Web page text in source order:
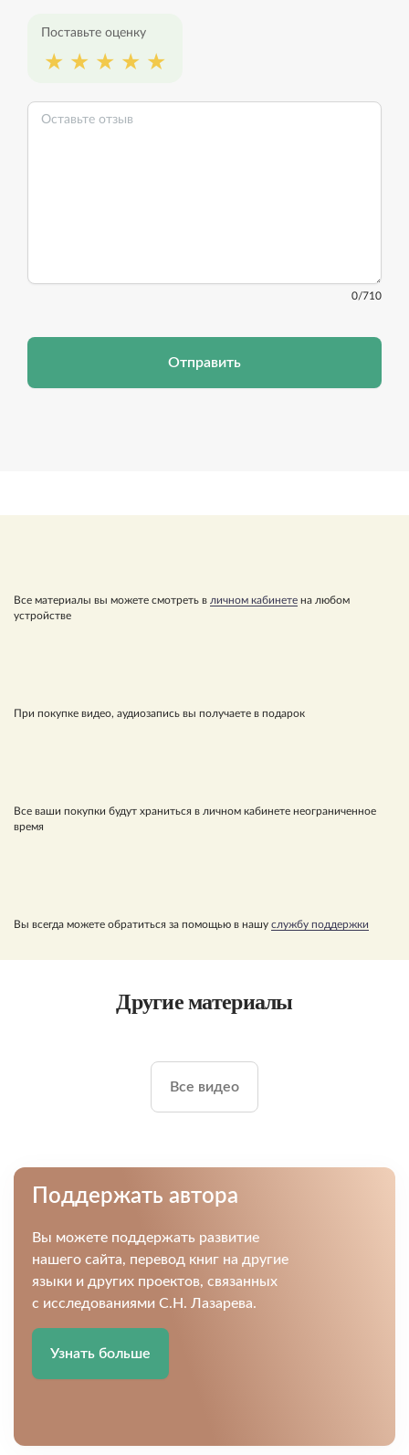
Поставьте оценку
0/710
Отправить
Все материалы вы можете смотреть в личном кабинете на любом
устройстве
При покупке видео, аудиозапись вы получаете в подарок
Все ваши покупки будут храниться в личном кабинете неограниченное
время
Вы всегда можете обратиться за помощью в нашу службу поддержки
Другие материалы
Все видео
Поддержать автора
Вы можете поддержать развитие
нашего сайта, перевод книг на другие
языки и других проектов, связанных
с исследованиями С.Н. Лазарева.
Узнать больше